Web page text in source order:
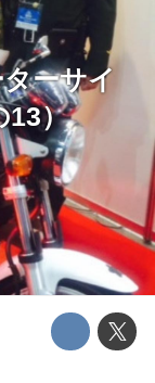
ーサイ
13）